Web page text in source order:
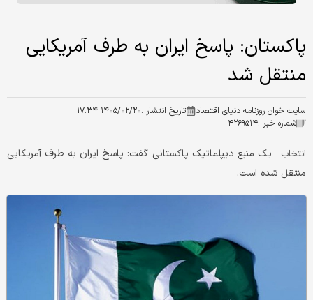
پاکستان: پاسخ ایران به طرف آمریکایی
منتقل شد
سایت خوان روزنامه دنیای اقتصاد تاریخ انتشار :۱۴۰۵/۰۲/۲۰ ۱۷:۳۴
شماره خبر :۴۲۶۹۵۱۴
انتخاب : یک منبع دیپلماتیک پاکستانی گفت: پاسخ ایران به طرف آمریکایی
منتقل شده است.